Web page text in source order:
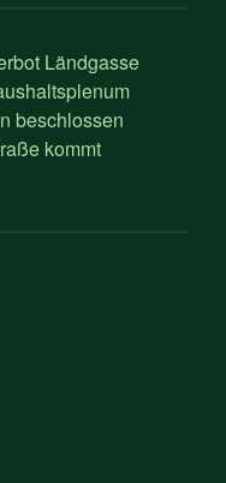
Ländgasse
beschlossen
kommt